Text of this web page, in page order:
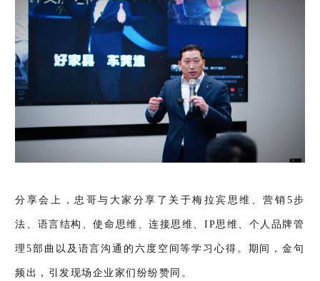
分享会上，忠哥与大家分享了关于梅拉宾思维、营销5步
法、语言结构、使命思维、连接思维、IP思维、个人品牌管
理5部曲以及语言沟通的六度空间等学习心得。期间，金句
频出，引发现场企业家们纷纷赞同。